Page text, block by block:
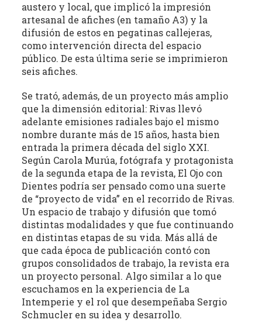
provincia
(con
énfasis
producción
independiente)
dedicadas
cultura,
literatura,
política,
artes
producción
intelectual
sus
austero y local, que implicó la impresión
artesanal de afiches (en tamaño A3) y la
difusión de estos en pegatinas callejeras,
como intervención directa del espacio
público. De esta última serie se imprimieron
seis afiches.
Se trató, además, de un proyecto más amplio
que la dimensión editorial: Rivas llevó
adelante emisiones radiales bajo el mismo
nombre durante más de 15 años, hasta bien
entrada la primera década del siglo XXI.
Según Carola Murúa, fotógrafa y protagonista
de la segunda etapa de la revista, El Ojo con
Dientes podría ser pensado como una suerte
de “proyecto de vida” en el recorrido de Rivas.
Un espacio de trabajo y difusión que tomó
distintas modalidades y que fue continuando
en distintas etapas de su vida. Más allá de
que cada época de publicación contó con
grupos consolidados de trabajo, la revista era
un proyecto personal. Algo similar a lo que
escuchamos en la experiencia de La
Intemperie y el rol que desempeñaba Sergio
Schmucler en su idea y desarrollo.